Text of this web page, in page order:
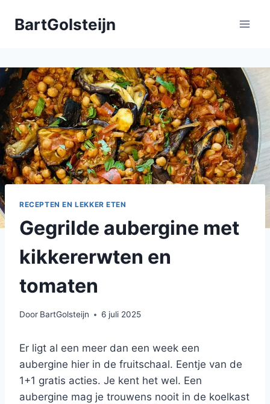
naarBartGolsteijn
RECEPTEN EN LEKKER ETEN
Gegrilde aubergine met
kikkererwten en
tomaten
Door BartGolsteijn 6 juli 2025
Er ligt al een meer dan een week een
aubergine hier in de fruitschaal. Eentje van de
1+1 gratis acties. Je kent het wel. Een
aubergine mag je trouwens nooit in de koelkast